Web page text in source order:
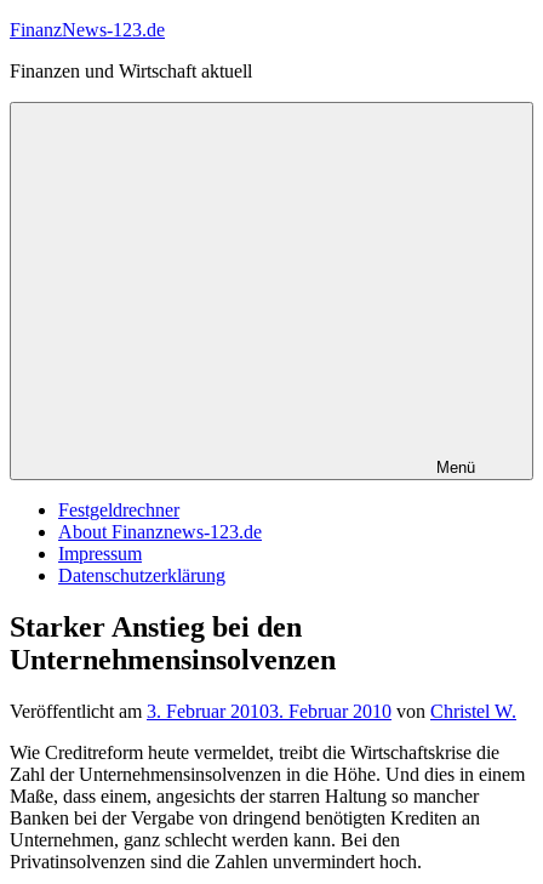
Zum
springen
FinanzNews-123.de
Finanzen und Wirtschaft aktuell
Menü
Festgeldrechner
About Finanznews-123.de
Impressum
Datenschutzerklärung
Starker Anstieg bei den
Unternehmensinsolvenzen
Veröffentlicht am 3. Februar 20103. Februar 2010 von Christel W.
Wie Creditreform heute vermeldet, treibt die Wirtschaftskrise die
Zahl der Unternehmensinsolvenzen in die Höhe. Und dies in einem
Maße, dass einem, angesichts der starren Haltung so mancher
Banken bei der Vergabe von dringend benötigten Krediten an
Unternehmen, ganz schlecht werden kann. Bei den
Privatinsolvenzen sind die Zahlen unvermindert hoch.